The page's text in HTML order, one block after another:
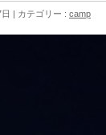
カテゴリー : camp